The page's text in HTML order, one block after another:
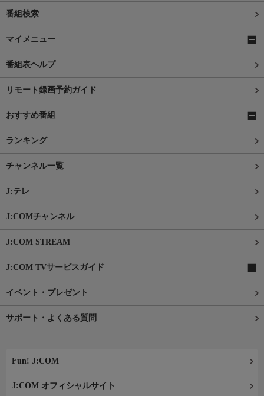
番組検索
マイメニュー
番組表ヘルプ
リモート録画予約ガイド
おすすめ番組
ランキング
チャンネル一覧
J:テレ
J:COMチャンネル
J:COM STREAM
J:COM TVサービスガイド
イベント・プレゼント
サポート・よくある質問
Fun! J:COM
J:COM オフィシャルサイト